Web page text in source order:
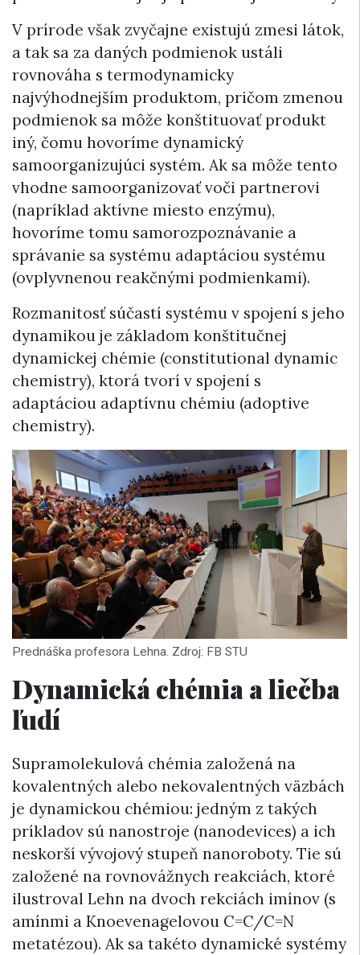
V prírode však zvyčajne existujú zmesi látok,
a tak sa za daných podmienok ustáli
rovnováha s termodynamicky
najvýhodnejším produktom, pričom zmenou
podmienok sa môže konštituovať produkt
iný, čomu hovoríme dynamický
samoorganizujúci systém. Ak sa môže tento
vhodne samoorganizovať voči partnerovi
(napríklad aktívne miesto enzýmu),
hovoríme tomu samorozpoznávanie a
správanie sa systému adaptáciou systému
(ovplyvnenou reakčnými podmienkami).
Rozmanitosť súčastí systému v spojení s jeho
dynamikou je základom konštitučnej
dynamickej chémie (constitutional dynamic
chemistry), ktorá tvorí v spojení s
adaptáciou adaptívnu chémiu (adoptive
chemistry).
Prednáška profesora Lehna. Zdroj: FB STU
Dynamická chémia a liečba
ľudí
Supramolekulová chémia založená na
kovalentných alebo nekovalentných väzbách
je dynamickou chémiou: jedným z takých
príkladov sú nanostroje (nanodevices) a ich
neskorší vývojový stupeň nanoroboty. Tie sú
založené na rovnovážnych reakciách, ktoré
ilustroval Lehn na dvoch rekciách imínov (s
amínmi a Knoevenagelovou C=C/C=N
metatézou). Ak sa takéto dynamické systémy